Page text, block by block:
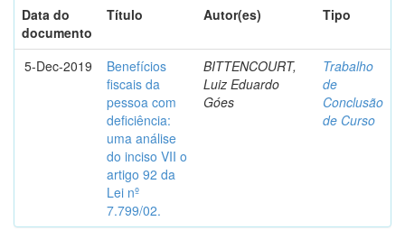
Data do
documento
Título Autor(es) Tipo
5-Dec-2019
Benefícios
fiscais da
pessoa com
deficiência:
uma análise
do inciso VII o
artigo 92 da
Lei nº
7.799/02.
BITTENCOURT,
Luiz Eduardo
Góes
Trabalho
de
Conclusão
de Curso